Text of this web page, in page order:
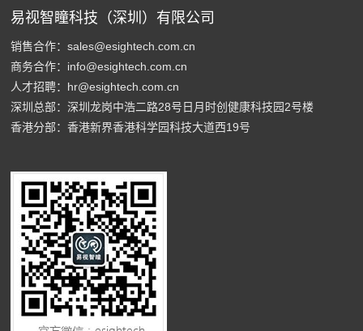
易视智瞳科技（深圳）有限公司
销售合作：sales@esightech.com.cn
商务合作：info@esightech.com.cn
人才招聘：hr@esightech.com.cn
深圳总部：深圳龙岗中浩二路28号日月时创健康科技园2号楼
香港分部：香港新界香港科学园科技大道西19号